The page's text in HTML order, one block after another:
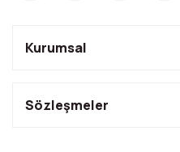
Kurumsal
Sözleşmeler